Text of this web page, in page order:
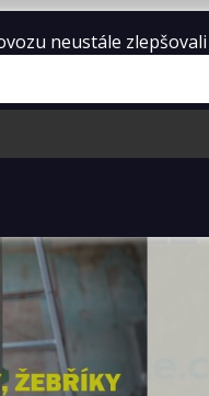
neustále